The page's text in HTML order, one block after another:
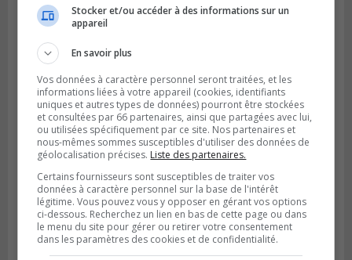
LONGUEUIL
Publié le 5 août 2026 à 08h38
Les Ducs s’inclinent 4‑3 face à ABC 16U
dans un match serré à Longueuil
Stocker et/ou accéder à des informations sur un
appareil
En savoir plus
Vos données à caractère personnel seront traitées, et les
informations liées à votre appareil (cookies, identifiants
uniques et autres types de données) pourront être stockées
et consultées par 66 partenaires, ainsi que partagées avec lui,
ou utilisées spécifiquement par ce site. Nos partenaires et
nous-mêmes sommes susceptibles d'utiliser des données de
géolocalisation précises. Liste des partenaires.
Certains fournisseurs sont susceptibles de traiter vos
données à caractère personnel sur la base de l'intérêt
légitime. Vous pouvez vous y opposer en gérant vos options
ci-dessous. Recherchez un lien en bas de cette page ou dans
le menu du site pour gérer ou retirer votre consentement
dans les paramètres des cookies et de confidentialité.